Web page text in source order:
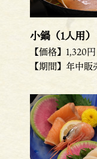
小鍋（1人用）
【価格】1,320円
【期間】年中販